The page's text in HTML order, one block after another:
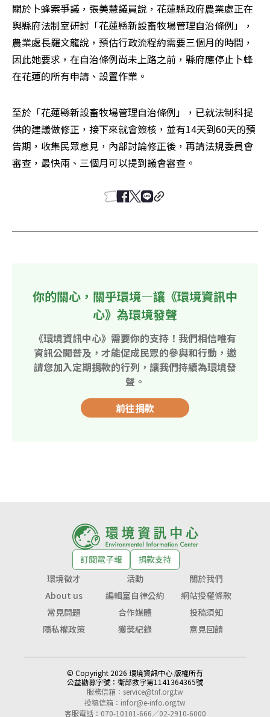
關於卜蜂案爭議，張美慧議員說，花蓮縣政府農業處正在
與縣府法制室研討「花蓮縣新設畜牧場管理自治條例」，
農業處長羅文龍說，預估行政流程約需要三個月的時間，
因此她要求，在自治條例尚未上路之前，縣府應停止卜蜂
在花蓮的所有申請、設置作業。
至於「花蓮縣新設畜牧場管理自治條例」，已就法制科提
供的建議做修正，接下來就會簽核，並有14天到60天的預
告期，收集民眾意見，內部討論修正後，再請法規委員會
審查，最快兩、三個月可以提到議會審查。
你的關心，關乎環境—讓《環境資訊中
心》為環境發聲
《環境資訊中心》需要你的支持！我們相信唯有
資訊公開普及，才能促成民眾的參與和行動，邀
請您加入定期捐款的行列，讓我們持續為環境發
聲。
前往捐款
訂閱電子報
捐款支持
環境徵才
活動
關於我們
About us
編輯室自律公約
網站授權條款
常見問題
合作媒體
投稿須知
隱私權政策
獲獎紀錄 意見回饋
© Copyright 2026 環境資訊中心 版權所有
公益勸募字號： 衛部救字第1141364365號
服務信箱： service@tnf.org.tw
投稿信箱： infor@e-info.org.tw
客服電話：070-10101-666／02-2910-6000